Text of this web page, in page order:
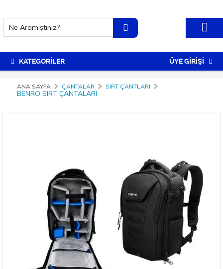
KATEGORİLER ÜYE GİRİŞİ
ANA SAYFA ÇANTALAR SIRT ÇANTLARI
BENRO SIRT ÇANTALARI